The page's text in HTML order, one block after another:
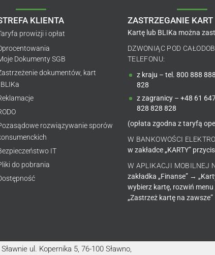
KLIENTA
prowizji i opłat
Dokumenty SGB
dokumentów, kart
rozwiązywanie sporów
IT
do pobrania
ZASTRZEGANIE
Kartę lub BLIKa można
DZWONIĄC POD
TELEFONU:
z kraju – tel. 800 888
828
z zagranicy – +48 61
828 828 828
(opłata zgodna z taryfą
W BANKOWOŚCI
w zakładce „KARTY”
W APLIKACJI MOBILNEJ
zakładka „Finanse” →
wybierz kartę, rozwiń menu
„Zastrzeż kartę na zawsze”
ul. Kopernika 5, 76-100 Sławno,